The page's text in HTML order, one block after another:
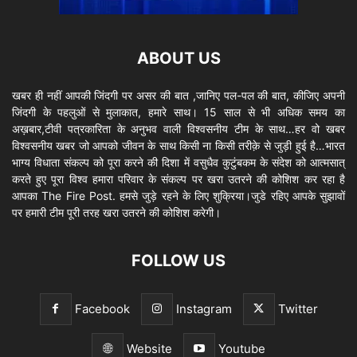
ABOUT US
खबर ही नहीं आपकी जिंदगी पर असर की बात ,जानिए पल-पल की बात, कीजिए अपनी
जिंदगी के पहलुओं से मुलाकात, हमारे साथ। 15 साल से भी अधिक समय का
अख़बार,टीवी पत्रकारिता के अनुभव वाली विश्वसनीय टीम के साथ…हर वो खबर
विश्वसनीय खबर जो आपको जीवन के साथ किसी ना किसी तरीक़े से जुड़ी हुई है…भारत
भाग्य विधाता संकल्प को पूरा करने की दिशा में वसुधैव कुटुंबकम के संदेश को आत्मसात्
करते हुए पूरा विश्व हमारा परिवार के संकल्प पर खरा उतरने की कोशिश कर रहा है
आपका The Fire Post. हमसे जुड़े रहने के लिए शुक्रिया।जुडे रहिए आपके सुझावों
पर हमारी टीम पूरी तरह खरा उतरने की कोशिश करेगी।
FOLLOW US
Facebook Instagram Twitter
Website Youtube